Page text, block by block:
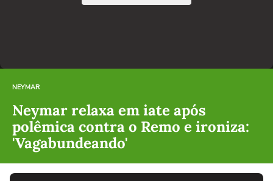
NEYMAR
Neymar relaxa em iate após
polêmica contra o Remo e ironiza:
'Vagabundeando'